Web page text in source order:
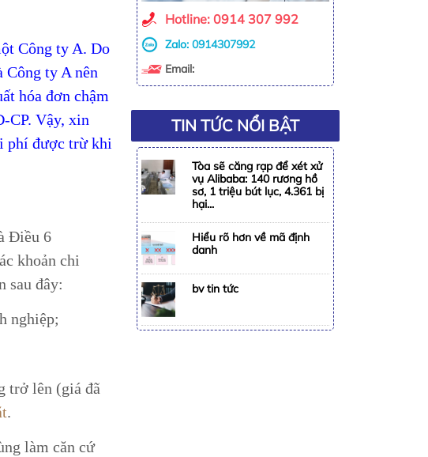
Công ty A. Do
ty A nên
hóa đơn chậm
CP. Vậy, xin
phí được trừ khi
Điều 6
khoản chi
sau đây:
nghiệp;
trở lên (giá đã
.
làm căn cứ
Hotline: 0914 307 992
Zalo: 0914307992
Email:
TIN TỨC NỔI BẬT
Tòa sẽ căng rạp để xét xử
vụ Alibaba: 140 rương hồ
sơ, 1 triệu bút lục, 4.361 bị
hại...
Hiểu rõ hơn về mã định
danh
bv tin tức